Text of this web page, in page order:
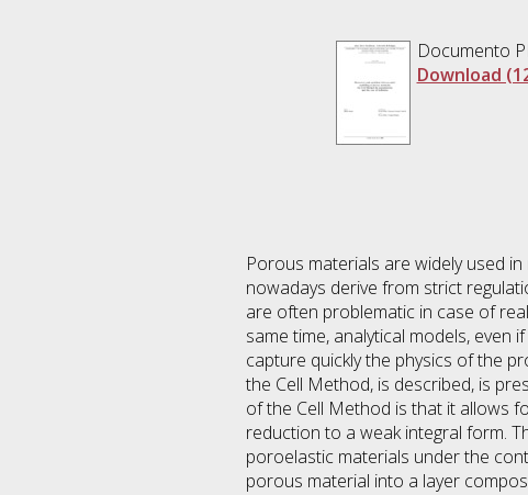
Documento
Download
Porous materials are widely used
nowadays derive from strict
are often problematic in case of
same time, analytical models, even
capture quickly the physics of the
the Cell Method, is described, is
of the Cell Method is that it allows
reduction to a weak integral form.
poroelastic materials under the
porous material into a layer